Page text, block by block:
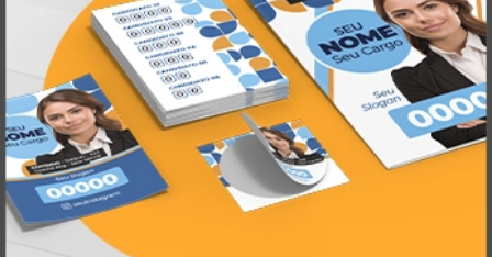
Tecnologia de Ponta em Impressão
Personalizada
Na Atual Card, você tem total liberdade para
enviar sua arte nos principais formatos dos
softwares gráficos mais utilizados, como
CorelDRAW (CDR), Photoshop (PSD) e
Illustrator (AI)
, além do padrão de
impressão PDF/X-4. E se preferir criar no
disponíveis na plataforma e enviar seus